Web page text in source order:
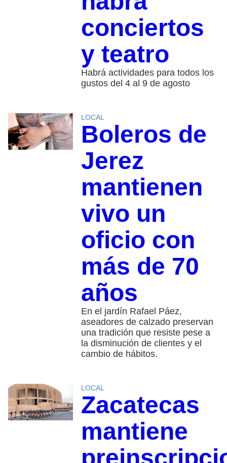
conciertos
y teatro
Habrá actividades para todos los
gustos del 4 al 9 de agosto
LOCAL
Boleros de
Jerez
mantienen
vivo un
oficio con
más de 70
años
En el jardín Rafael Páez,
aseadores de calzado preservan
una tradición que resiste pese a
la disminución de clientes y el
cambio de hábitos.
LOCAL
Zacatecas
mantiene